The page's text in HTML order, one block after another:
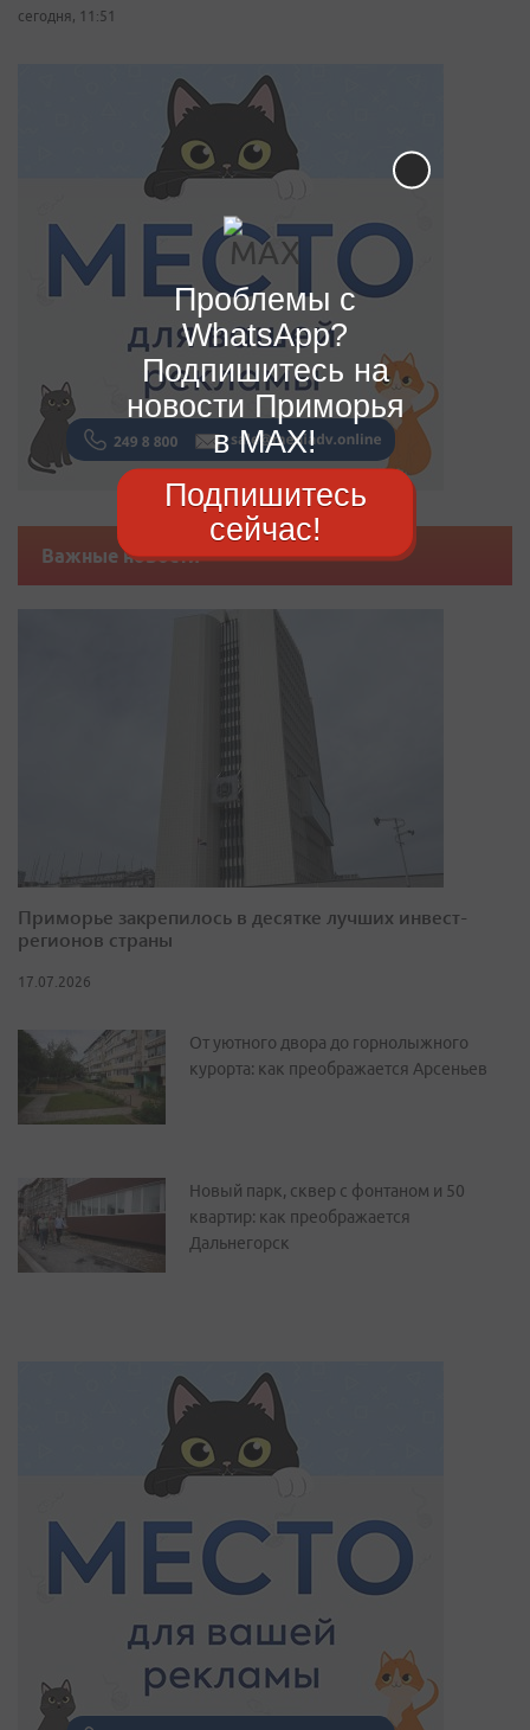
сегодня, 11:51
Важные новости
Приморье закрепилось в десятке лучших инвест-
регионов страны
17.07.2026
От уютного двора до горнолыжного
курорта: как преображается Арсеньев
Новый парк, сквер с фонтаном и 50
квартир: как преображается
Дальнегорск
Проблемы с
WhatsApp?
Подпишитесь на
новости Приморья
в MAX!
Подпишитесь
сейчас!